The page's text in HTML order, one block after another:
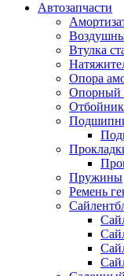
Автозапчасти
Втулка
Опора
Опорный
Пружины
Ремень